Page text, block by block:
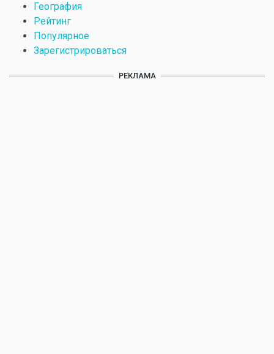
География
Рейтинг
Популярное
Зарегистрироваться
РЕКЛАМА